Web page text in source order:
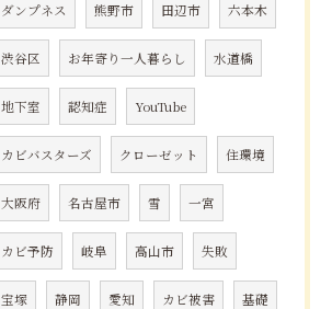
ダンプネス 熊野市 田辺市 六本木
渋谷区 お年寄り一人暮らし 水道橋
地下室 認知症 YouTube
カビバスターズ クローゼット 住環境
大阪府 名古屋市 雪 一宮
カビ予防 岐阜 高山市 失敗
宝塚 静岡 愛知 カビ被害 基礎